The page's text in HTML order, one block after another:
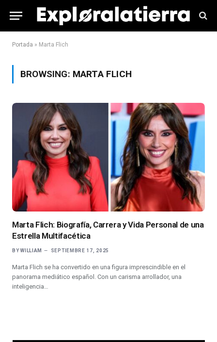
Portada » Marta Flich
BROWSING: MARTA FLICH
Marta Flich: Biografía, Carrera y Vida Personal de una
Estrella Multifacética
BY WILLIAM SEPTIEMBRE 17, 2025
Marta Flich se ha convertido en una figura imprescindible en el
panorama mediático español. Con un carisma arrollador, una
inteligencia…